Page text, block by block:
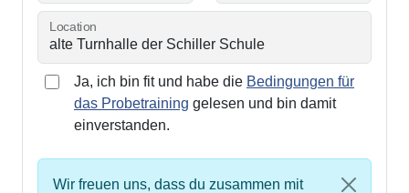
Location
Ja, ich bin fit und habe die Bedingungen für
das Probetraining gelesen und bin damit
einverstanden.
Wir freuen uns, dass du zusammen mit